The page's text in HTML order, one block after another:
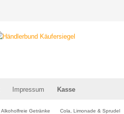
Impressum Kasse
Alkoholfreie Getränke Cola, Limonade & Sprudel